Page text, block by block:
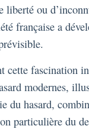
ou
française a
cette fascination
modernes,
du hasard,
particulière du